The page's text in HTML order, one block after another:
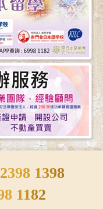
1398
1182